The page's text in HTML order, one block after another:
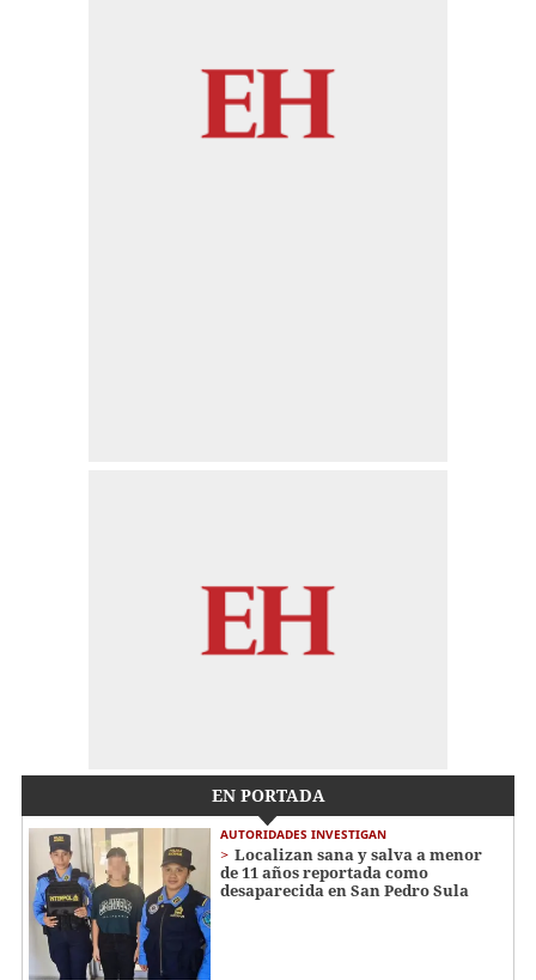
EN PORTADA
AUTORIDADES INVESTIGAN
Localizan sana y salva a menor
de 11 años reportada como
desaparecida en San Pedro Sula